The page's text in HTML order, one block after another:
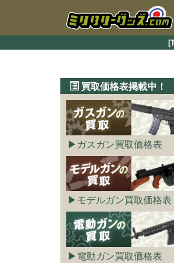
買取価格表掲載中！
ガスガン買取価格表
モデルガン買取価格表
電動ガン買取価格表